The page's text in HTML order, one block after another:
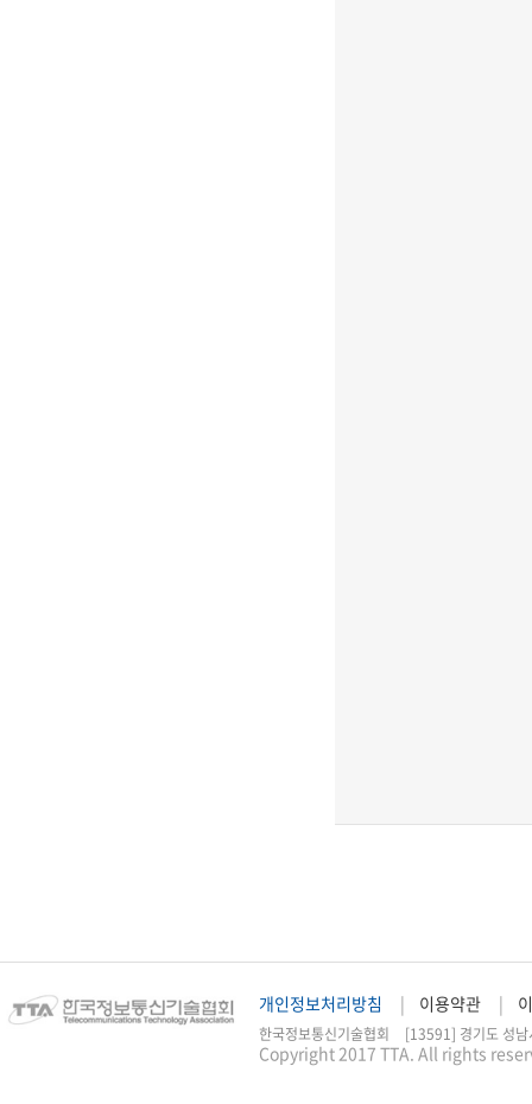
개인정보처리방침 이용약관
한국정보통신기술협회 [13591] 경기도 성
Copyright 2017 TTA. All rights